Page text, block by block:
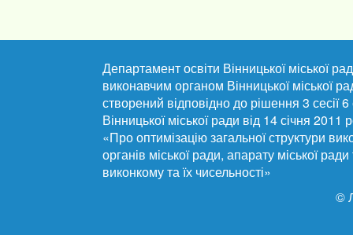
Департамент освіти Вінницької міської
виконавчим органом Вінницької міської
створений відповідно до рішення 3 сесії
Вінницької міської ради від 14 січня
«Про оптимізацію загальної структури
органів міської ради, апарату міської ради
виконкому та їх чисельності»
©